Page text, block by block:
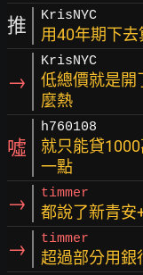
推 KrisNYC
用40年期下
→
KrisNYC
低總價就是開
麼熱
噓
h760108
就只能貸
一點
→ timmer
都說了新青安
→ timmer
超過部分用銀